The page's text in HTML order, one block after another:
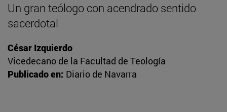
Un gran teólogo con acendrado sentido
sacerdotal
César Izquierdo
Vicedecano de la Facultad de Teología
Publicado en: Diario de Navarra